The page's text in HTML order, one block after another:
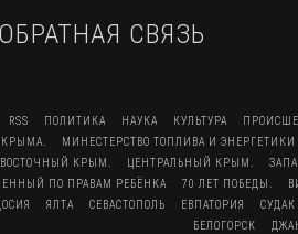
ОБРАТНАЯ СВЯЗЬ
RSS ПОЛИТИКА НАУКА КУЛЬТУРА
КРЫМА.
МИНЕСТЕРСТВО ТОПЛИВА И
ВОСТОЧНЫЙ КРЫМ. ЦЕНТРАЛЬНЫЙ КРЫМ.
ПО ПРАВАМ РЕБЁНКА 70 ЛЕТ ПОБЕДЫ.
ЯЛТА СЕВАСТОПОЛЬ ЕВПАТОРИЯ
СУДАК
БЕЛОГОРСК